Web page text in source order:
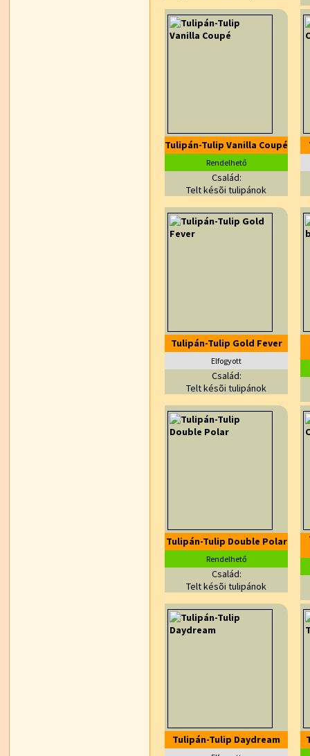
Tulipán-Tulip Vanilla Coupé
Rendelhető
Család:
Telt késõi tulipánok
Tulipán-Tulip Gold Fever
Elfogyott
Család:
Telt késõi tulipánok
Tulipán-Tulip Double Polar
Rendelhető
Család:
Telt késõi tulipánok
Tulipán-Tulip Daydream